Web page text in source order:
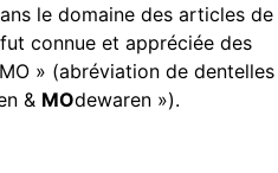
le domaine des articles de
connue et appréciée des
» (abréviation de dentelles
& MOdewaren »).